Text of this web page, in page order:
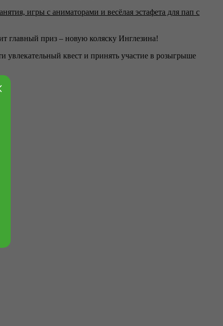
игры с аниматорами и весёлая эстафета для пап с
главный приз – новую коляску Инглезина!
квест и принять участие в розыгрыше